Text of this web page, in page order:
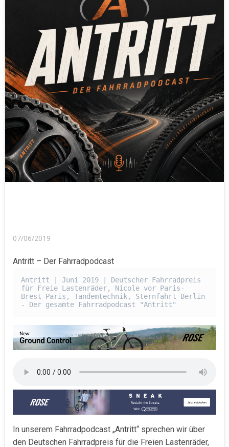
07/06/2019
Antritt – Der Fahrradpodcast
Antritt | Juni 2019 | Deutscher Fahrradpreis
für Freie Lastenräder, Nicole vor Paris-
Brest-Paris, Tandemtechnik, Sternfahrt Berlin
- Der gesamte Fahrradpodcast "Antritt"
In unserem Fahrradpodcast „Antritt“ sprechen wir über
den Deutschen Fahrradpreis für die Freien Lastenräder,